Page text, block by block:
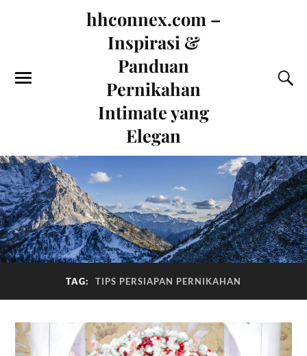
hhconnex.com –
Inspirasi &
Panduan
Pernikahan
Intimate yang
Elegan
TAG: TIPS PERSIAPAN PERNIKAHAN